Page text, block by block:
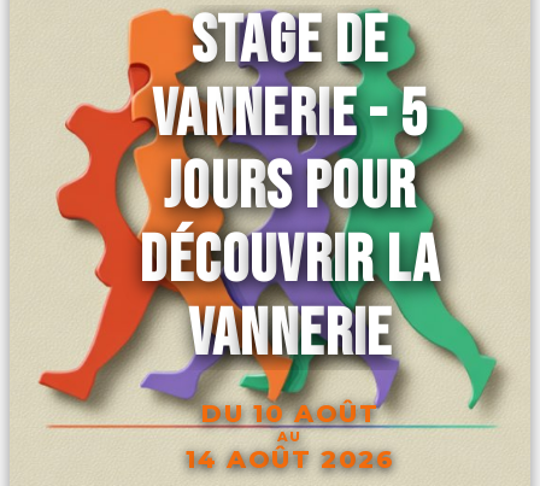
STAGE DE
VANNERIE - 5
JOURS POUR
DÉCOUVRIR LA
VANNERIE
DU 10 AOÛT
AU
14 AOÛT 2026